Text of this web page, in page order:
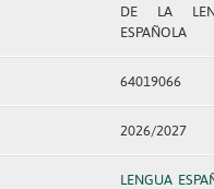
DE LA
ESPAÑOLA
64019066
2026/2027
LENGUA